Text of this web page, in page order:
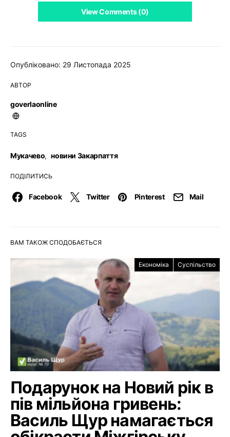
Опубліковано: 29 Листопада 2025
АВТОР
goverlaonline
TAGS
Мукачево, новини Закарпаття
ПОДІЛИТИСЬ
Facebook Twitter Pinterest Mail
View Comments (0)
ВАМ ТАКОЖ СПОДОБАЄТЬСЯ
Економіка Суспільство
Подарунок на Новий рік в
пів мільйона гривень:
Василь Щур намагається